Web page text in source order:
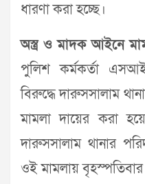
ধারণা করা হচ্ছে।
অস্ত্র ও মাদক আইনে
পুলিশ কর্মকর্তা
বিরুদ্ধে দারুসসালাম
মামলা দায়ের করা
দারুসসালাম থানার
ওই মামলায়